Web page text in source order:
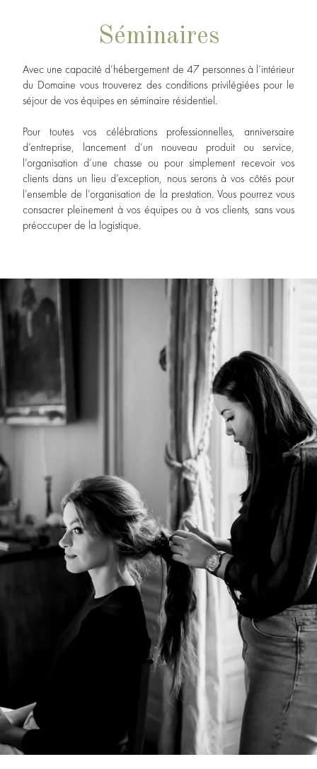
Séminaires
Avec une capacité d’hébergement de 47 personnes à l’intérieur
du Domaine vous trouverez des conditions privilégiées pour le
séjour de vos équipes en séminaire résidentiel.
Pour toutes vos célébrations professionnelles, anniversaire
d’entreprise, lancement d’un nouveau produit ou service,
l’organisation d’une chasse ou pour simplement recevoir vos
clients dans un lieu d’exception, nous serons à vos côtés pour
l’ensemble de l’organisation de la prestation. Vous pourrez vous
consacrer pleinement à vos équipes ou à vos clients, sans vous
préoccuper de la logistique.